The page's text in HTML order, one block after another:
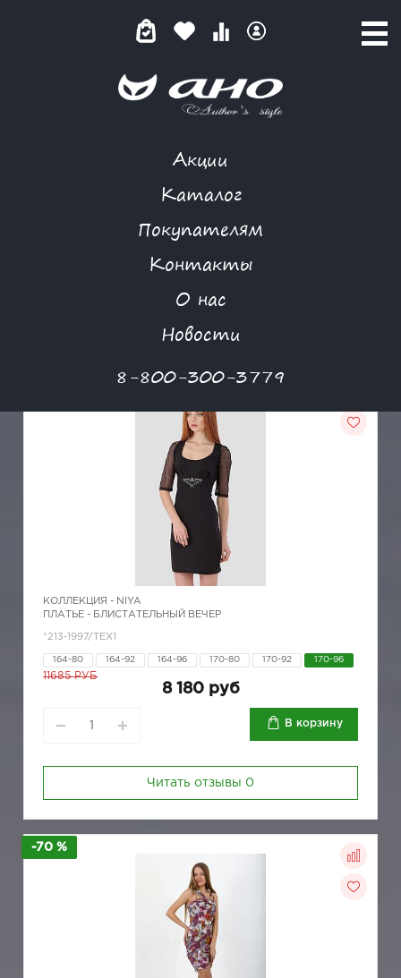
Акции
Каталог
Покупателям
Контакты
О нас
Новости
8-800-300-3779
КАТАЛОГ ТОВАРОВ
КОЛЛЕКЦИЯ - NIYA
ПЛАТЬЕ - БЛИСТАТЕЛЬНЫЙ ВЕЧЕР
*213-1997/TEX1
164-80 164-92 164-96 170-80 170-92 170-96
11685 РУБ
8 180 руб
В корзину
Читать отзывы 0
-70 %